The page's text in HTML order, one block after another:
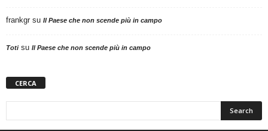
frankgr su Il Paese che non scende più in campo
Totisu Il Paese che non scende più in campo
CERCA